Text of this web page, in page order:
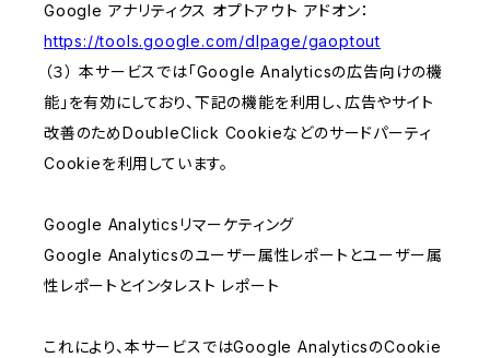
Google アナリティクス オプトアウト アドオン：
https://tools.google.com/dlpage/gaoptout
（３） 本サービスでは「Google Analyticsの広告向けの機
能」を有効にしており、下記の機能を利用し、広告やサイト
改善のためDoubleClick Cookieなどのサードパーティ
Cookieを利用しています。
Google Analyticsリマーケティング
Google Analyticsのユーザー属性レポートとユーザー属
性レポートとインタレスト レポート
これにより、本サービスではGoogle AnalyticsのCookie